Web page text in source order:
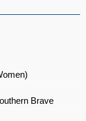
Brave